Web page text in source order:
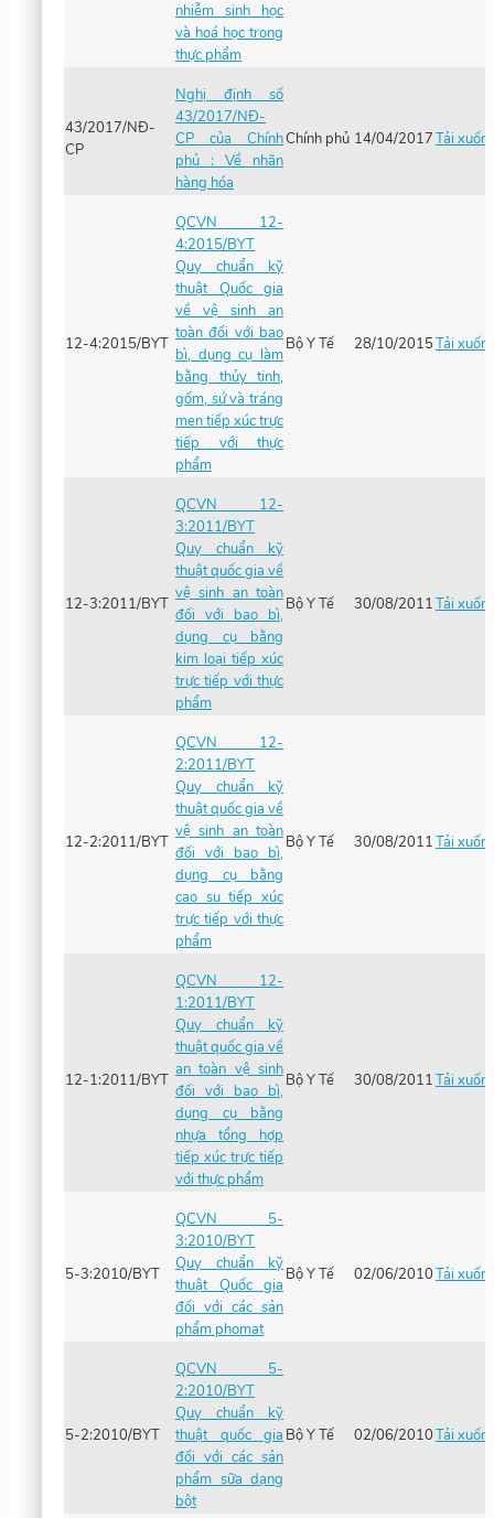
nhiễm sinh học
và hoá học trong
thực phẩm
43/2017/NĐ-
CP
Nghị định số
43/2017/NĐ-
CP của Chính
phủ : Về nhãn
hàng hóa
Chính phủ 14/04/2017Tải
12-4:2015/BYT
QCVN 12-
4:2015/BYT
Quy chuẩn kỹ
thuật Quốc gia
về vệ sinh an
toàn đối với bao
bì, dụng cụ làm
bằng thủy tinh,
gốm, sứ và tráng
men tiếp xúc trực
tiếp với thực
phẩm
Bộ Y Tế 28/10/2015Tải
12-3:2011/BYT
QCVN 12-
3:2011/BYT
Quy chuẩn kỹ
thuật quốc gia về
vệ sinh an toàn
đối với bao bì,
dụng cụ bằng
kim loại tiếp xúc
trực tiếp với thực
phẩm
Bộ Y Tế 30/08/2011Tải
12-2:2011/BYT
QCVN 12-
2:2011/BYT
Quy chuẩn kỹ
thuật quốc gia về
vệ sinh an toàn
đối với bao bì,
dụng cụ bằng
cao su tiếp xúc
trực tiếp với thực
phẩm
Bộ Y Tế 30/08/2011Tải
12-1:2011/BYT
QCVN 12-
1:2011/BYT
Quy chuẩn kỹ
thuật quốc gia về
an toàn vệ sinh
đối với bao bì,
dụng cụ bằng
nhựa tổng hợp
tiếp xúc trực tiếp
với thực phẩm
Bộ Y Tế 30/08/2011Tải
5-3:2010/BYT
QCVN 5-
3:2010/BYT
Quy chuẩn kỹ
thuật Quốc gia
đối với các sản
phẩm phomat
Bộ Y Tế 02/06/2010Tải
5-2:2010/BYT
QCVN 5-
2:2010/BYT
Quy chuẩn kỹ
thuật quốc gia
đối với các sản
phẩm sữa dạng
bột
Bộ Y Tế 02/06/2010Tải